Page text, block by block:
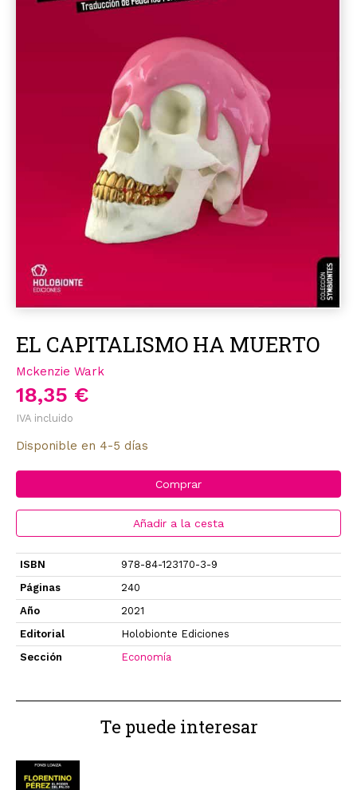
EL CAPITALISMO HA MUERTO
Mckenzie Wark
18,35 €
IVA incluido
Disponible en 4-5 días
Comprar
Añadir a la cesta
ISBN
978-84-123170-3-9
Páginas
240
Año
2021
Editorial
Holobionte Ediciones
Sección
Economía
Te puede interesar